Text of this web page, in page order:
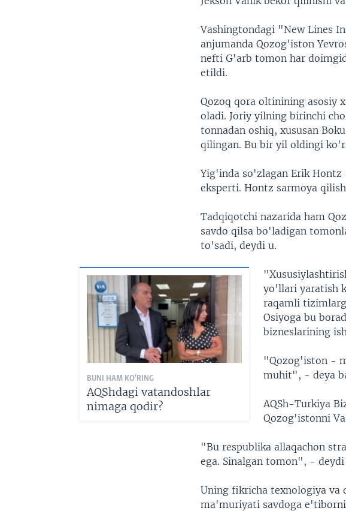
Vashingtondagi "New Lines
anjumanda Qozog'iston
nefti G'arb tomon har
etildi.
Qozoq qora oltinining asosiy
oladi. Joriy yilning birinchi
tonnadan oshiq, xususan
qilingan. Bu bir yil oldingi
Yig'inda so'zlagan Erik
eksperti. Hontz sarmoya
Tadqiqotchi nazarida ham
savdo qilsa bo'ladigan
to'sadi, deydi u.
BUNI HAM KO'RING
AQShdagi vatandoshlar
nimaga qodir?
yo'llari yaratish
raqamli
Osiyoga bu
bizneslarining
"Qozog'iston -
muhit", - deya
AQSh-Turkiya
Qozog'istonni
"Bu respublika allaqachon
ega. Sinalgan tomon", -
Uning fikricha texnologiya va
ma'muriyati savdoga